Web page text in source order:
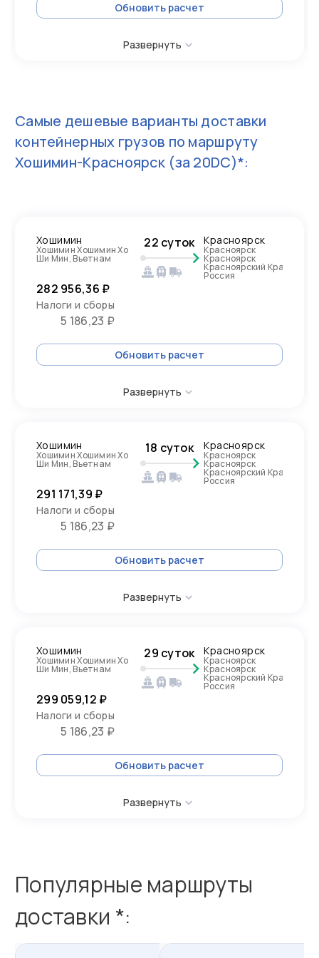
Обновить расчет
Развернуть
Самые дешевые варианты доставки
контейнерных грузов по маршруту
Хошимин-Красноярск (за 20DC)*:
Хошимин
Хошимин Хошимин Хо
Ши Мин, Вьетнам
22 суток Красноярск
Красноярск
Красноярск
Красноярский Край,
Россия
282 956,36 ₽
Налоги и сборы
5 186,23 ₽
Обновить расчет
Развернуть
Хошимин
Хошимин Хошимин Хо
Ши Мин, Вьетнам
18 суток Красноярск
Красноярск
Красноярск
Красноярский Край,
Россия
291 171,39 ₽
Налоги и сборы
5 186,23 ₽
Обновить расчет
Развернуть
Хошимин
Хошимин Хошимин Хо
Ши Мин, Вьетнам
29 суток Красноярск
Красноярск
Красноярск
Красноярский Край,
Россия
299 059,12 ₽
Налоги и сборы
5 186,23 ₽
Обновить расчет
Развернуть
Популярные маршруты
доставки *: